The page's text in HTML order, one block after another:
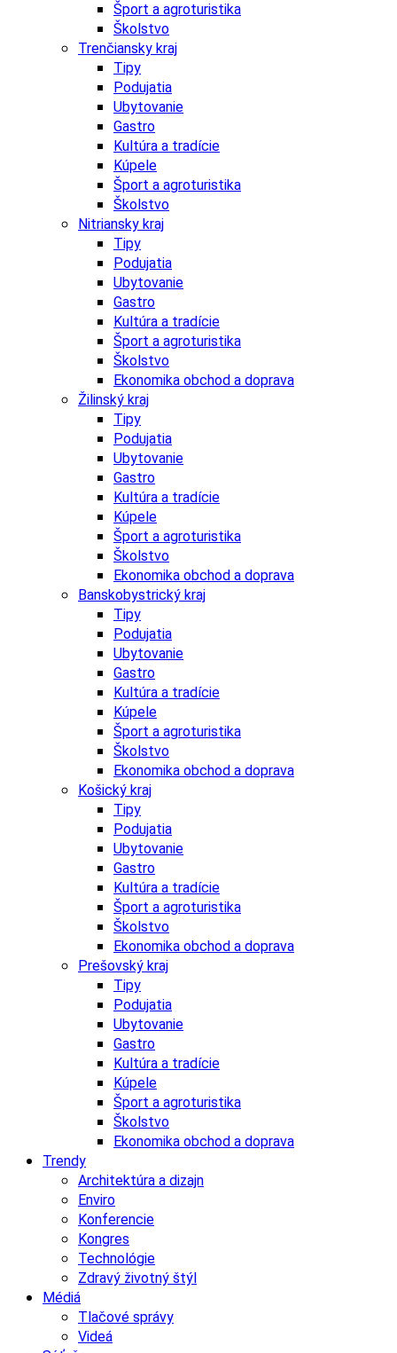
Šport a agroturistika
Školstvo
Trenčiansky kraj
Tipy
Podujatia
Ubytovanie
Gastro
Kultúra a tradície
Kúpele
Šport a agroturistika
Školstvo
Nitriansky kraj
Tipy
Podujatia
Ubytovanie
Gastro
Kultúra a tradície
Šport a agroturistika
Školstvo
Ekonomika obchod a doprava
Žilinský kraj
Tipy
Podujatia
Ubytovanie
Gastro
Kultúra a tradície
Kúpele
Šport a agroturistika
Školstvo
Ekonomika obchod a doprava
Banskobystrický kraj
Tipy
Podujatia
Ubytovanie
Gastro
Kultúra a tradície
Kúpele
Šport a agroturistika
Školstvo
Ekonomika obchod a doprava
Košický kraj
Tipy
Podujatia
Ubytovanie
Gastro
Kultúra a tradície
Šport a agroturistika
Školstvo
Ekonomika obchod a doprava
Prešovský kraj
Tipy
Podujatia
Ubytovanie
Gastro
Kultúra a tradície
Kúpele
Šport a agroturistika
Školstvo
Ekonomika obchod a doprava
Trendy
Architektúra a dizajn
Enviro
Konferencie
Kongres
Technológie
Zdravý životný štýl
Médiá
Tlačové správy
Videá